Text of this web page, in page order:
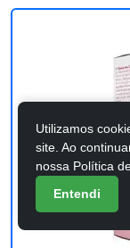
Utilizamos
site. Ao
nossa Política
Entendi